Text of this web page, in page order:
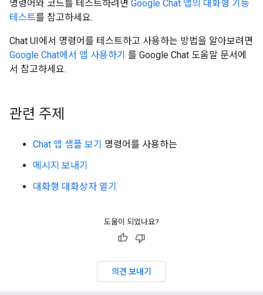
명령어와 코드를 테스트하려면 Google Chat 앱의 대화형 기능
테스트를 참고하세요.
Chat UI에서 명령어를 테스트하고 사용하는 방법을 알아보려면
Google Chat에서 앱 사용하기 를 Google Chat 도움말 문서에
서 참고하세요.
관련 주제
Chat 앱 샘플 보기 명령어를 사용하는
메시지 보내기
대화형 대화상자 열기
도움이 되었나요?
의견 보내기